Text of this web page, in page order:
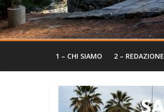
1 – CHI SIAMO 2 – REDAZIONE